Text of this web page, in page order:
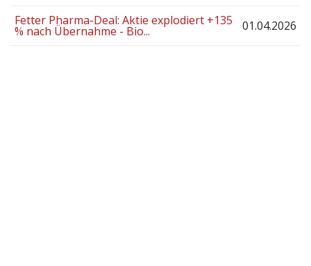
Fetter Pharma-Deal: Aktie explodiert +135
% nach Übernahme - Bio... 01.04.2026